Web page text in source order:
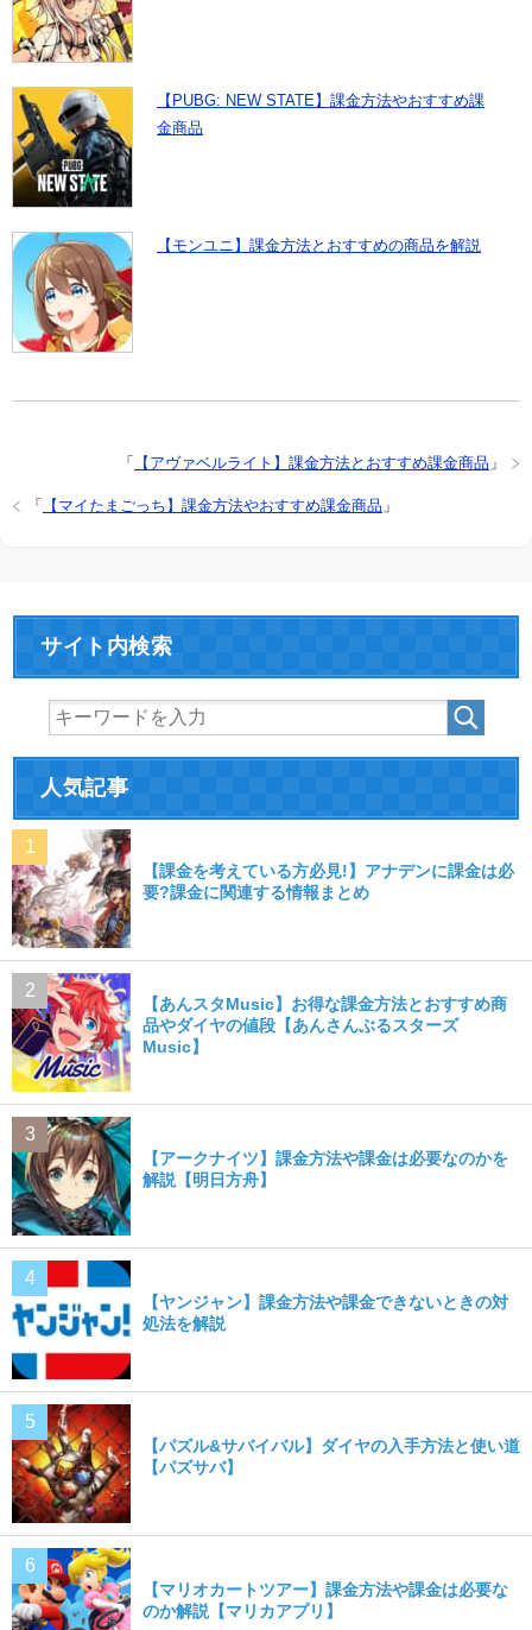
【PUBG: NEW STATE】課金方法やおすすめ課
金商品
【モンユニ】課金方法とおすすめの商品を解説
「 【アヴァベルライト】課金方法とおすすめ課金商品 」
「 【マイたまごっち】課金方法やおすすめ課金商品 」
サイト内検索
人気記事
【課金を考えている方必見!】アナデンに課金は必
要?課金に関連する情報まとめ
【あんスタMusic】お得な課金方法とおすすめ商
品やダイヤの値段【あんさんぶるスターズ
Music】
【アークナイツ】課金方法や課金は必要なのかを
解説【明日方舟】
【ヤンジャン】課金方法や課金できないときの対
処法を解説
【パズル&サバイバル】ダイヤの入手方法と使い道
【パズサバ】
【マリオカートツアー】課金方法や課金は必要な
のか解説【マリカアプリ】